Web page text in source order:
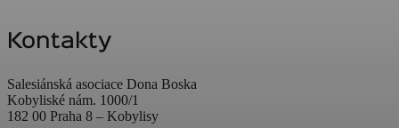
Kontakty
Salesiánská asociace Dona Boska
Kobyliské nám. 1000/1
182 00 Praha 8 – Kobylisy